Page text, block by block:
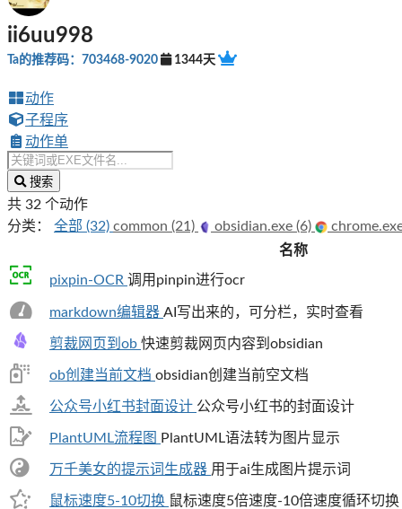
ii6uu998
Ta的推荐码：703468-9020 1344天
动作
子程序
动作单
搜索
共 32 个动作
分类：
全部 (32) common (21) obsidian.exe (6)
名称
pixpin-OCR 调用pinpin进行ocr
markdown编辑器 AI写出来的，可分栏，实时查看
剪裁网页到ob 快速剪裁网页内容到obsidian
ob创建当前文档 obsidian创建当前空文档
公众号小红书封面设计 公众号小红书的封面设计
PlantUML流程图 PlantUML语法转为图片显示
万千美女的提示词生成器 用于ai生成图片提示词
鼠标速度5-10切换 鼠标速度5倍速度-10倍速度循环切换